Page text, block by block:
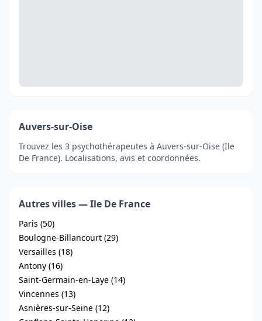
Auvers-sur-Oise
Trouvez les 3 psychothérapeutes à Auvers-sur-Oise (Ile
De France). Localisations, avis et coordonnées.
Autres villes — Ile De France
Paris (50)
Boulogne-Billancourt (29)
Versailles (18)
Antony (16)
Saint-Germain-en-Laye (14)
Vincennes (13)
Asnières-sur-Seine (12)